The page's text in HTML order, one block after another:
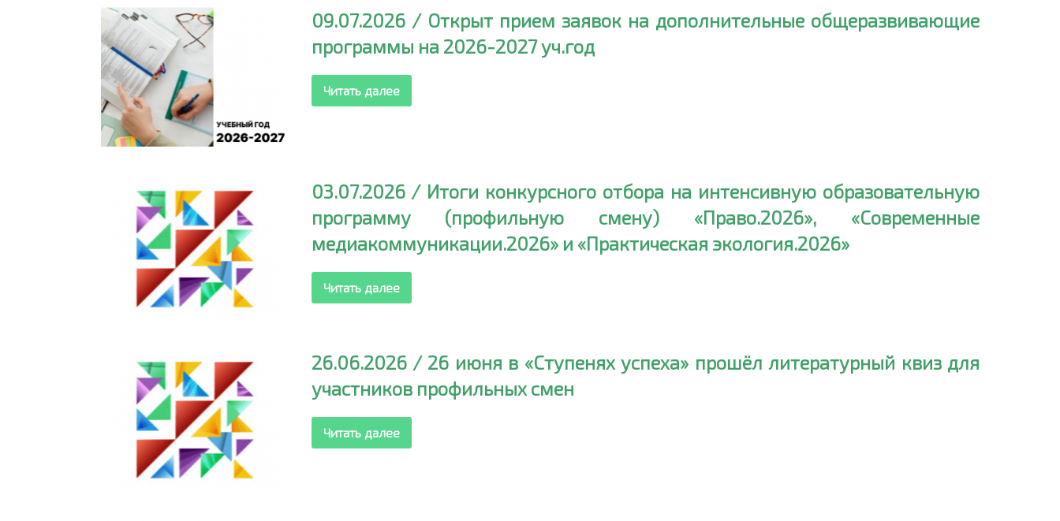
09.07.2026 / Открыт прием заявок на дополнительные общеразвивающие
программы на 2026-2027 уч.год
Читать далее
03.07.2026 / Итоги конкурсного отбора на интенсивную образовательную
программу (профильную смену) «Право.2026», «Современные
медиакоммуникации.2026» и «Практическая экология.2026»
Читать далее
26.06.2026 / 26 июня в «Ступенях успеха» прошёл литературный квиз для
участников профильных смен
Читать далее